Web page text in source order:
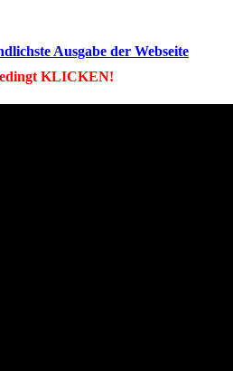
Ausgabe der Webseite
KLICKEN!